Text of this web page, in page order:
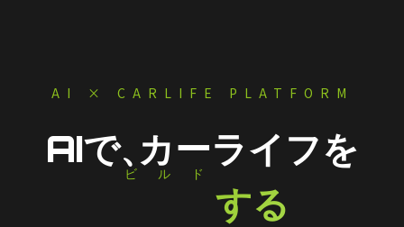
AI × CARLIFE PLATFORM
AIで、カーライフを
ビルド
する